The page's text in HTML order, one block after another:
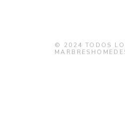
© 2024 TODOS